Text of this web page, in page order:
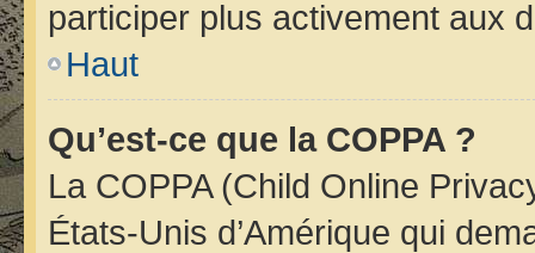
participer plus activement aux
Haut
Qu’est-ce que la COPPA ?
La COPPA (Child Online
États-Unis d’Amérique qui